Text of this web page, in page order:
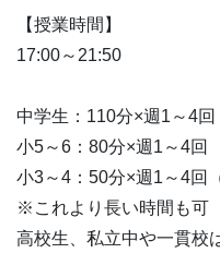
【授業時間】
17:00～21:50
中学生：110分×週1～4回
小5～6：80分×週1～4回
小3～4：50分×週1～4回
※これより長い時間も可
高校生、私立中や一貫校